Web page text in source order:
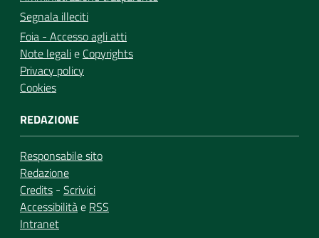
Segnala illeciti
Foia - Accesso agli atti
Note legalie Copyrights
Privacy policy
Cookies
REDAZIONE
Responsabile sito
Redazione
Credits - Scrivici
Accessibilitàe RSS
Intranet